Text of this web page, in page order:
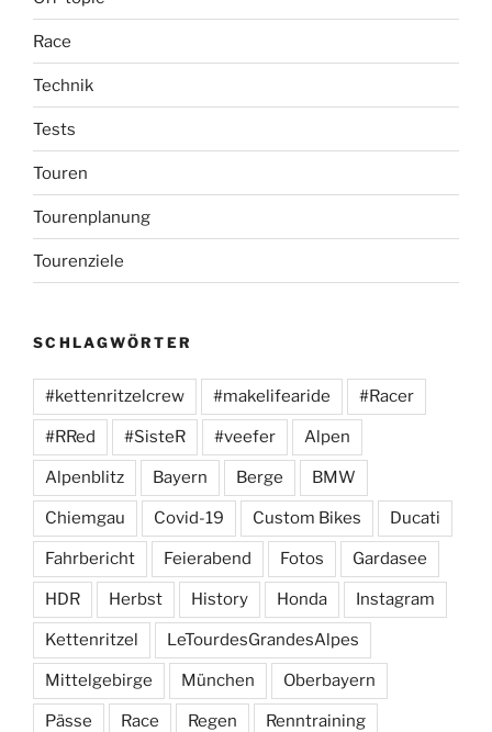
Race
Technik
Tests
Touren
Tourenplanung
Tourenziele
SCHLAGWÖRTER
#kettenritzelcrew #makelifearide #Racer
#RRed #SisteR #veefer Alpen
Alpenblitz Bayern Berge BMW
Chiemgau Covid-19 Custom Bikes Ducati
Fahrbericht Feierabend Fotos Gardasee
HDR Herbst History Honda Instagram
Kettenritzel LeTourdesGrandesAlpes
Mittelgebirge München Oberbayern
Pässe Race Regen Renntraining